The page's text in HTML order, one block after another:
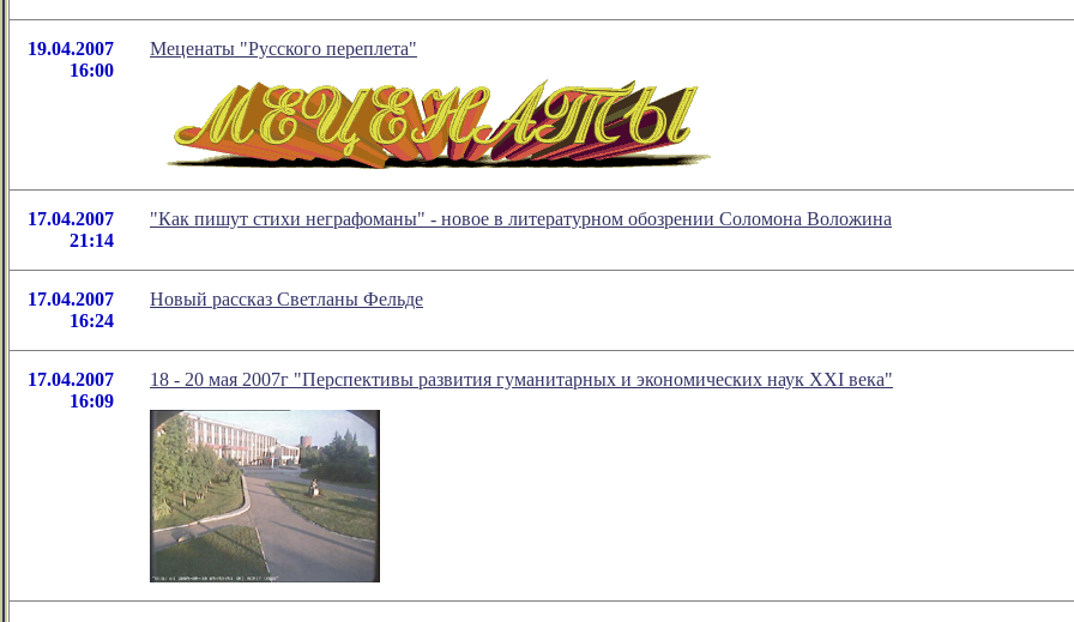
19.04.2007
16:00
Меценаты "Русского переплета"
17.04.2007
21:14
"Как пишут стихи неграфоманы" - новое в литературном обозрении Соломона Воложина
17.04.2007
16:24
Новый рассказ Светланы Фельде
17.04.2007
16:09
18 - 20 мая 2007г "Перспективы развития гуманитарных и экономических наук XXI века"